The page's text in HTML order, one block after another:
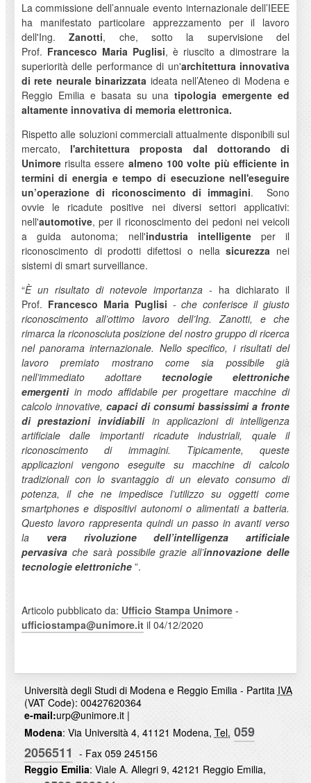
La commissione dell’annuale evento internazionale dell’IEEE
ha manifestato particolare apprezzamento per il lavoro
dell'Ing.Zanotti, che, sotto la supervisione del
Prof. Francesco Maria Puglisi, è riuscito a dimostrare la
superiorità delle performance di un'architettura innovativa
di rete neurale binarizzata ideata nell’Ateneo di Modena e
Reggio Emilia e basata su unatipologia emergente ed
altamente innovativa di memoria elettronica.
Rispetto alle soluzioni commerciali attualmente disponibili sul
mercato, l'architettura proposta dal dottorando di
Unimore risulta essere almeno 100 volte più efficiente in
termini di energia e tempo di esecuzione nell'eseguire
un’operazione di riconoscimento di immagini. Sono
ovvie le ricadute positive nei diversi settori applicativi:
nell'automotive, per il riconoscimento dei pedoni nei veicoli
a guida autonoma; nell'industria intelligente per il
riconoscimento di prodotti difettosi o nellasicurezza nei
sistemi di smart surveillance.
“È un risultato di notevole importanza - ha dichiarato il
Prof. Francesco Maria Puglisi -che conferisce il giusto
riconoscimento all’ottimo lavoro dell’Ing. Zanotti, e che
rimarca la riconosciuta posizione del nostro gruppo di ricerca
nel panorama internazionale. Nello specifico, i risultati del
lavoro premiato mostrano come sia possibile già
nell’immediato adottare tecnologie elettroniche
emergentiin modo affidabile per progettare macchine di
calcolo innovative, capaci di consumi bassissimi a fronte
di prestazioni invidiabiliin applicazioni di intelligenza
artificiale dalle importanti ricadute industriali, quale il
riconoscimento di immagini. Tipicamente, queste
applicazioni vengono eseguite su macchine di calcolo
tradizionali con lo svantaggio di un elevato consumo di
potenza, il che ne impedisce l’utilizzo su oggetti come
smartphones e dispositivi autonomi o alimentati a batteria.
Questo lavoro rappresenta quindi un passo in avanti verso
la vera rivoluzione dell’intelligenza artificiale
pervasivache sarà possibile grazie all’innovazione delle
tecnologie elettroniche ”.
Articolo pubblicato da: Ufficio Stampa Unimore-
ufficiostampa@unimore.itil 04/12/2020
Università degli Studi di Modena e Reggio Emilia - Partita IVA
(VAT Code): 00427620364
e-mail:urp@unimore.it|
Modena: Via Università 4, 41121 Modena, Tel. 059
2056511 - Fax 059 245156
Reggio Emilia: Viale A. Allegri 9, 42121 Reggio Emilia,